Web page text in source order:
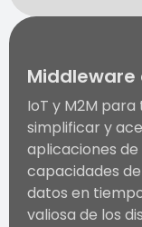
Middleware
IoT y M2M
simplificar y
aplicaciones
capacidades
datos en
valiosa de los